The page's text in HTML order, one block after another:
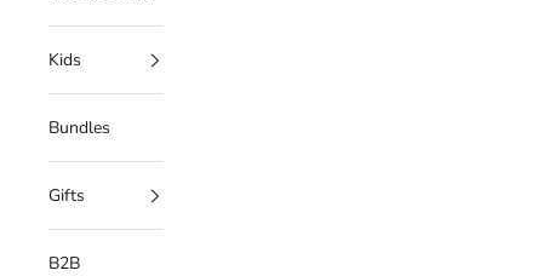
Kids
Bundles
Gifts
B2B